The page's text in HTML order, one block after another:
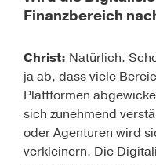
Finanzbereich
Christ: Natürlich.
ja ab, dass viele
Plattformen
sich zunehmend
oder Agenturen wird
verkleinern. Die